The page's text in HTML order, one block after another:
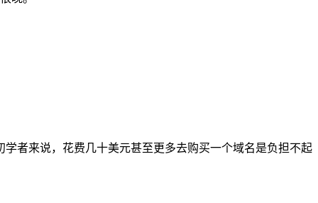
者来说，花费几十美元甚至更多去购买一个域名是负担不起